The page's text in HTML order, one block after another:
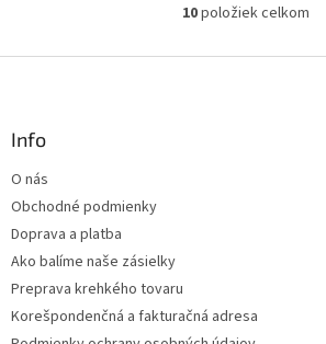
O
l
v
10položiek celkom
Info
O nás
Obchodné podmienky
Doprava a platba
Ako balíme naše zásielky
Preprava krehkého tovaru
Korešpondenčná a fakturačná adresa